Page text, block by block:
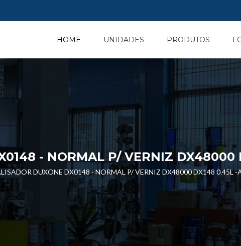
HOME UNIDADES PRODUTOS
- NORMAL P/ VERNIZ DX48000
DUXONE DX0148 - NORMAL P/ VERNIZ DX48000 DX148 0.45L -